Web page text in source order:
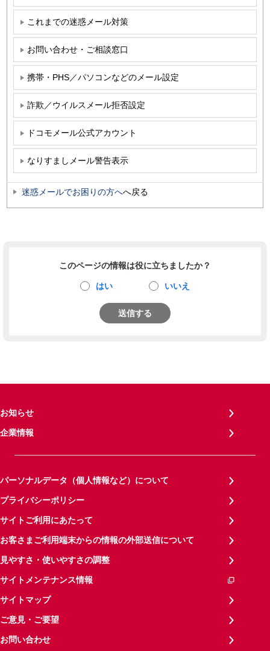
これまでの迷惑メール対策
お問い合わせ・ご相談窓口
携帯・PHS／パソコンなどのメール設定
詐欺／ウイルスメール拒否設定
ドコモメール公式アカウント
なりすましメール警告表示
迷惑メールでお困りの方へへ戻る
このページの情報は役に立ちましたか？
はい いいえ
送信する
お知らせ
企業情報
パーソナルデータ（個人情報など）について
プライバシーポリシー
サイトご利用にあたって
お客さまご利用端末からの情報の外部送信について
見やすさ・使いやすさの調整
サイトメンテナンス情報
サイトマップ
ご意見・ご要望
お問い合わせ